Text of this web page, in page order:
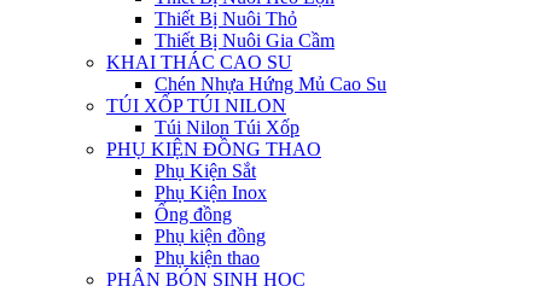
Thiết Bị Nuôi Thỏ
Thiết Bị Nuôi Gia Cầm
KHAI THÁC CAO SU
Chén Nhựa Hứng Mủ Cao Su
TÚI XỐP TÚI NILON
Túi Nilon Túi Xốp
PHỤ KIỆN ĐỒNG THAO
Phụ Kiện Sắt
Phụ Kiện Inox
Ống đồng
Phụ kiện đồng
Phụ kiện thao
PHÂN BÓN SINH HỌC